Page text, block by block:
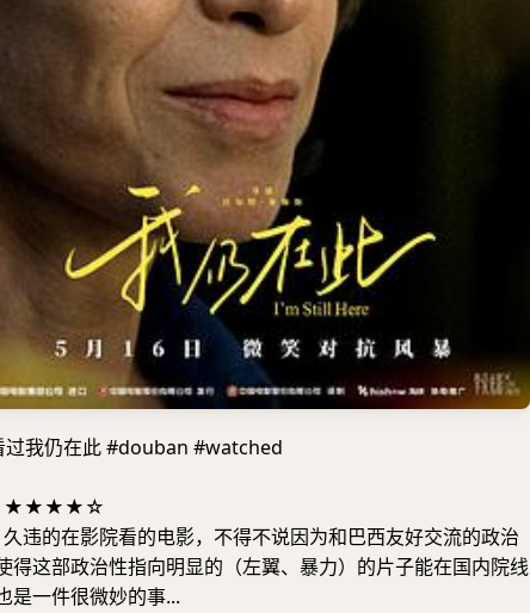
过我仍在此 #douban #watched
: ★★★★☆
违的在影院看的电影，不得不说因为和巴西友好交流的政治
得这部政治性指向明显的（左翼、暴力）的片子能在国内院线
是一件很微妙的事...